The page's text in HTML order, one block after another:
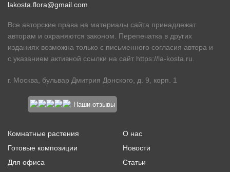
lakosta.flora@gmail.com
Все авторские права на материалы сайта принадлежат
авторам и охраняются законом. Перепечатка в других
изданиях возможна только с письменного согласия автора и
с указанием активной ссылки на сайт https://la-kosta.ru
г. Москва, бульвар Дмитрия Донского, д. 9, корп. 1
Наши отзывы
Комнатные растения
Готовые композиции
Для офиса
О нас
Новости
Статьи